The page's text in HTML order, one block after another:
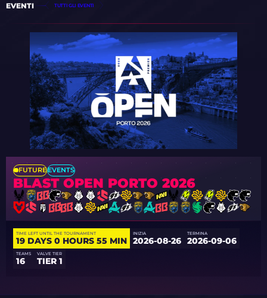
EVENTI TUTTI GLI EVENTI
FUTUREEVENTS
BLAST OPEN PORTO 2026
TIME LEFT UNTIL THE TOURNAMENT
19 DAYS 0 HOURS 55 MIN
INIZIA
2026-08-26
TERMINA
2026-09-06
TEAMS
16
VALVE TIER
TIER 1